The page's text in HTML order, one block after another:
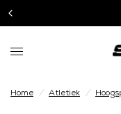
Home / Atletiek /